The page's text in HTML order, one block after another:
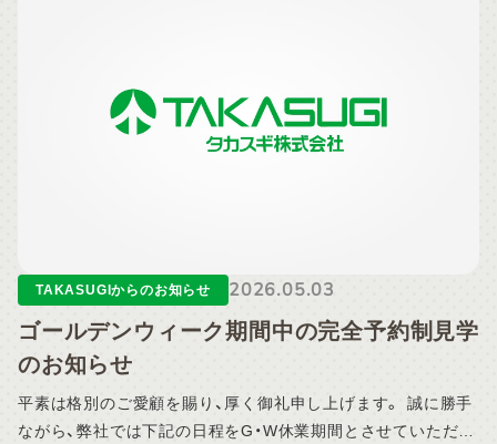
絡時）に「地震保険・火災保険のご加入の有無」をご記入（お知ら
せ）いただけますようご協力をお願い申し上げます。 〇ご記入
項目例： 保険加入の有無（あり／なし／不明）、わかる場合は保
げます。
TAKASUGIからのお知らせ
2026.05.03
ゴールデンウィーク期間中の完全予約制見学
のお知らせ
平素は格別のご愛顧を賜り、厚く御礼申し上げます。 誠に勝手
ながら、弊社では下記の日程をG・W休業期間とさせていただき